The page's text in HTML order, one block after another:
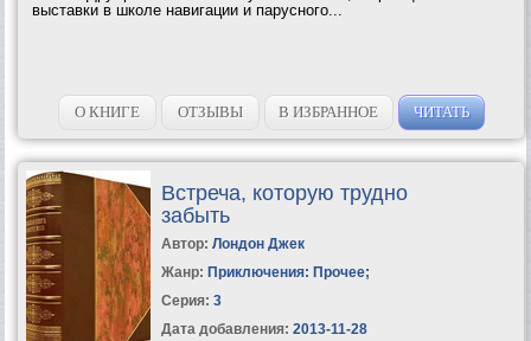
выставки в школе навигации и парусного...
О КНИГЕ ОТЗЫВЫ В ИЗБРАННОЕ ЧИТАТЬ
Встреча, которую трудно
забыть
Автор: Лондон Джек
Жанр: Приключения: Прочее;
Серия: 3
Дата добавления: 2013-11-28